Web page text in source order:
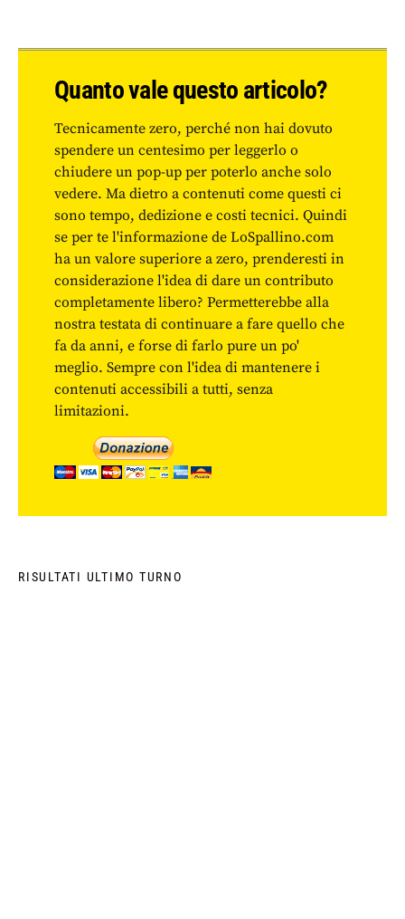
Quanto vale questo articolo?
Tecnicamente zero, perché non hai dovuto
spendere un centesimo per leggerlo o
chiudere un pop-up per poterlo anche solo
vedere. Ma dietro a contenuti come questi ci
sono tempo, dedizione e costi tecnici. Quindi
se per te l'informazione de LoSpallino.com
ha un valore superiore a zero, prenderesti in
considerazione l'idea di dare un contributo
completamente libero? Permetterebbe alla
nostra testata di continuare a fare quello che
fa da anni, e forse di farlo pure un po'
meglio. Sempre con l'idea di mantenere i
contenuti accessibili a tutti, senza
limitazioni.
RISULTATI ULTIMO TURNO